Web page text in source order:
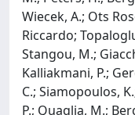
Wiecek, A.; Ots
Riccardo;
Stangou, M.;
Kalliakmani, P.;
C.; Siamopoulos,
P.; Quaglia, M.;